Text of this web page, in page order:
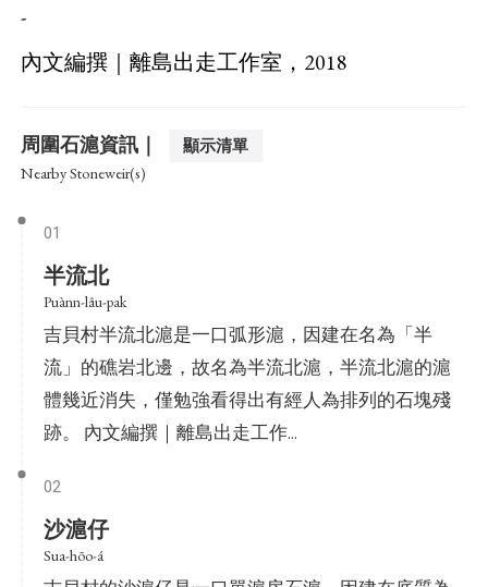
-
內文編撰｜離島出走工作室，2018
周圍石滬資訊｜ 顯示清單
Nearby Stoneweir(s)
01
半流北
Puànn-lâu-pak
吉貝村半流北滬是一口弧形滬，因建在名為「半
流」的礁岩北邊，故名為半流北滬，半流北滬的滬
體幾近消失，僅勉強看得出有經人為排列的石塊殘
跡。 內文編撰｜離島出走工作...
02
沙滬仔
Sua-hōo-á